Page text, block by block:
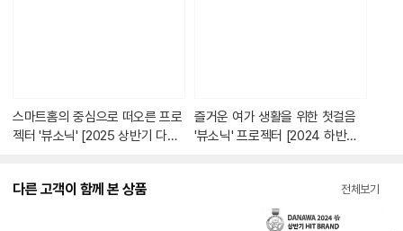
스마트홈의 중심으로 떠오른 프로
젝터 '뷰소닉' [2025 상반기 다나
즐거운 여가 생활을 위한 첫걸음
'뷰소닉' 프로젝터 [2024 하반기
다른 고객이 함께 본 상품 전체보기